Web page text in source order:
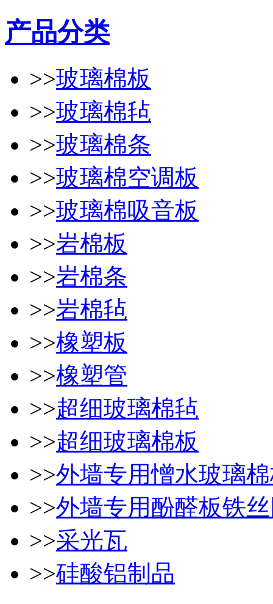
产品分类
>>玻璃棉板
>>玻璃棉毡
>>玻璃棉条
>>玻璃棉空调板
>>玻璃棉吸音板
>>岩棉板
>>岩棉条
>>岩棉毡
>>橡塑板
>>橡塑管
>>超细玻璃棉毡
>>超细玻璃棉板
>>外墙专用憎水玻璃
>>外墙专用酚醛板铁
>>采光瓦
>>硅酸铝制品